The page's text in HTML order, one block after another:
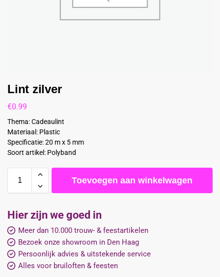
Lint zilver
€0.99
Thema: Cadeaulint
Materiaal: Plastic
Specificatie: 20 m x 5 mm
Soort artikel: Polyband
Toevoegen aan winkelwagen
Hier zijn we goed in
Meer dan 10.000 trouw- & feestartikelen
Bezoek onze showroom in Den Haag
Persoonlijk advies & uitstekende service
Alles voor bruiloften & feesten